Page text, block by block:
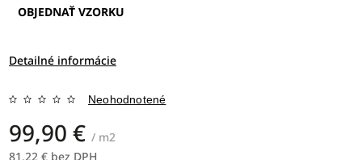
OBJEDNAŤ VZORKU
Detailné informácie
Neohodnotené
99,90 € / m2
81,22 € bez DPH